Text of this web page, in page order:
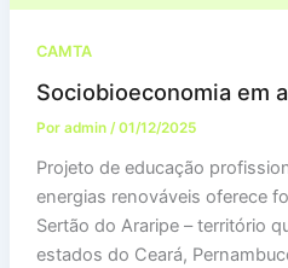
CAMTA
Sociobioeconomia em
Por admin /01/12/2025
Projeto de educação
energias renováveis oferece
Sertão do Araripe – território
estados do Ceará,